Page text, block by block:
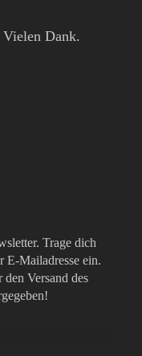
Dank.
Trage dich
E-Mailadresse ein.
Versand des